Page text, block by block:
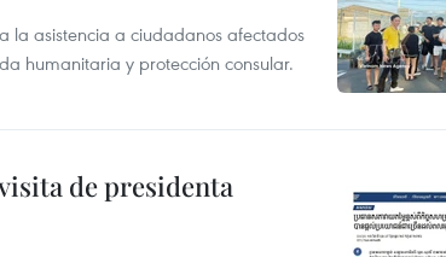
la asistencia a ciudadanos afectados
humanitaria y protección consular.
de presidenta